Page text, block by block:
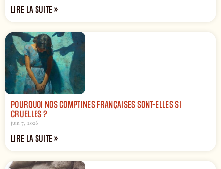
LIRE LA SUITE »
POURQUOI NOS COMPTINES FRANÇAISES SONT-ELLES SI
CRUELLES ?
juin 7, 2026
LIRE LA SUITE »